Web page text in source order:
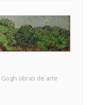
obras de arte